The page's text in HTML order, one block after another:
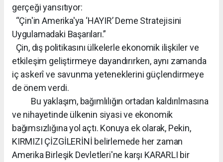
gerçeği yansıtıyor:
“Çin'in Amerika'ya ‘HAYIR’ Deme Stratejisini
Uygulamadaki Başarıları.”
Çin, dış politikasını ülkelerle ekonomik ilişkiler ve
etkileşim geliştirmeye dayandırırken, aynı zamanda
iç askerî ve savunma yeteneklerini güçlendirmeye
de önem verdi.
Bu yaklaşım, bağımlılığın ortadan kaldırılmasına
ve nihayetinde ülkenin siyasi ve ekonomik
bağımsızlığına yol açtı. Konuya ek olarak, Pekin,
KIRMIZI ÇİZGİLERİNİ belirlemede her zaman
Amerika Birleşik Devletleri'ne karşı KARARLI bir